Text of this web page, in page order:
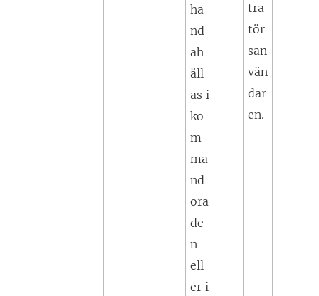
ha
nd
ah
åll
as i
ko
m
ma
nd
ora
de
n
ell
er i
tra
tör
san
vän
dar
en.